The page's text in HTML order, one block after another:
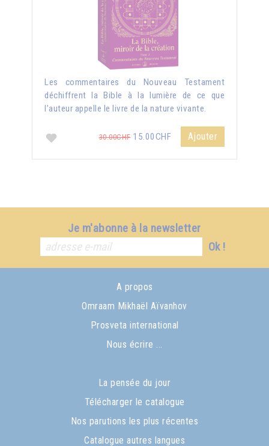
Les commentaires du Nouveau Testament
déchiffrent la Bible à la lumière de ce que
l’auteur appelle le livre de la nature vivante.
30.00CHF15.00CHF Ajouter
Je m'abonne à la newsletter
Ok !
A propos
Omraam Mikhaël Aïvanhov
Prosveta international
Nous écrire ...
La pensée du jour
Télécharger le catalogue
Nos parutions les plus récentes
Catalogue autres langues